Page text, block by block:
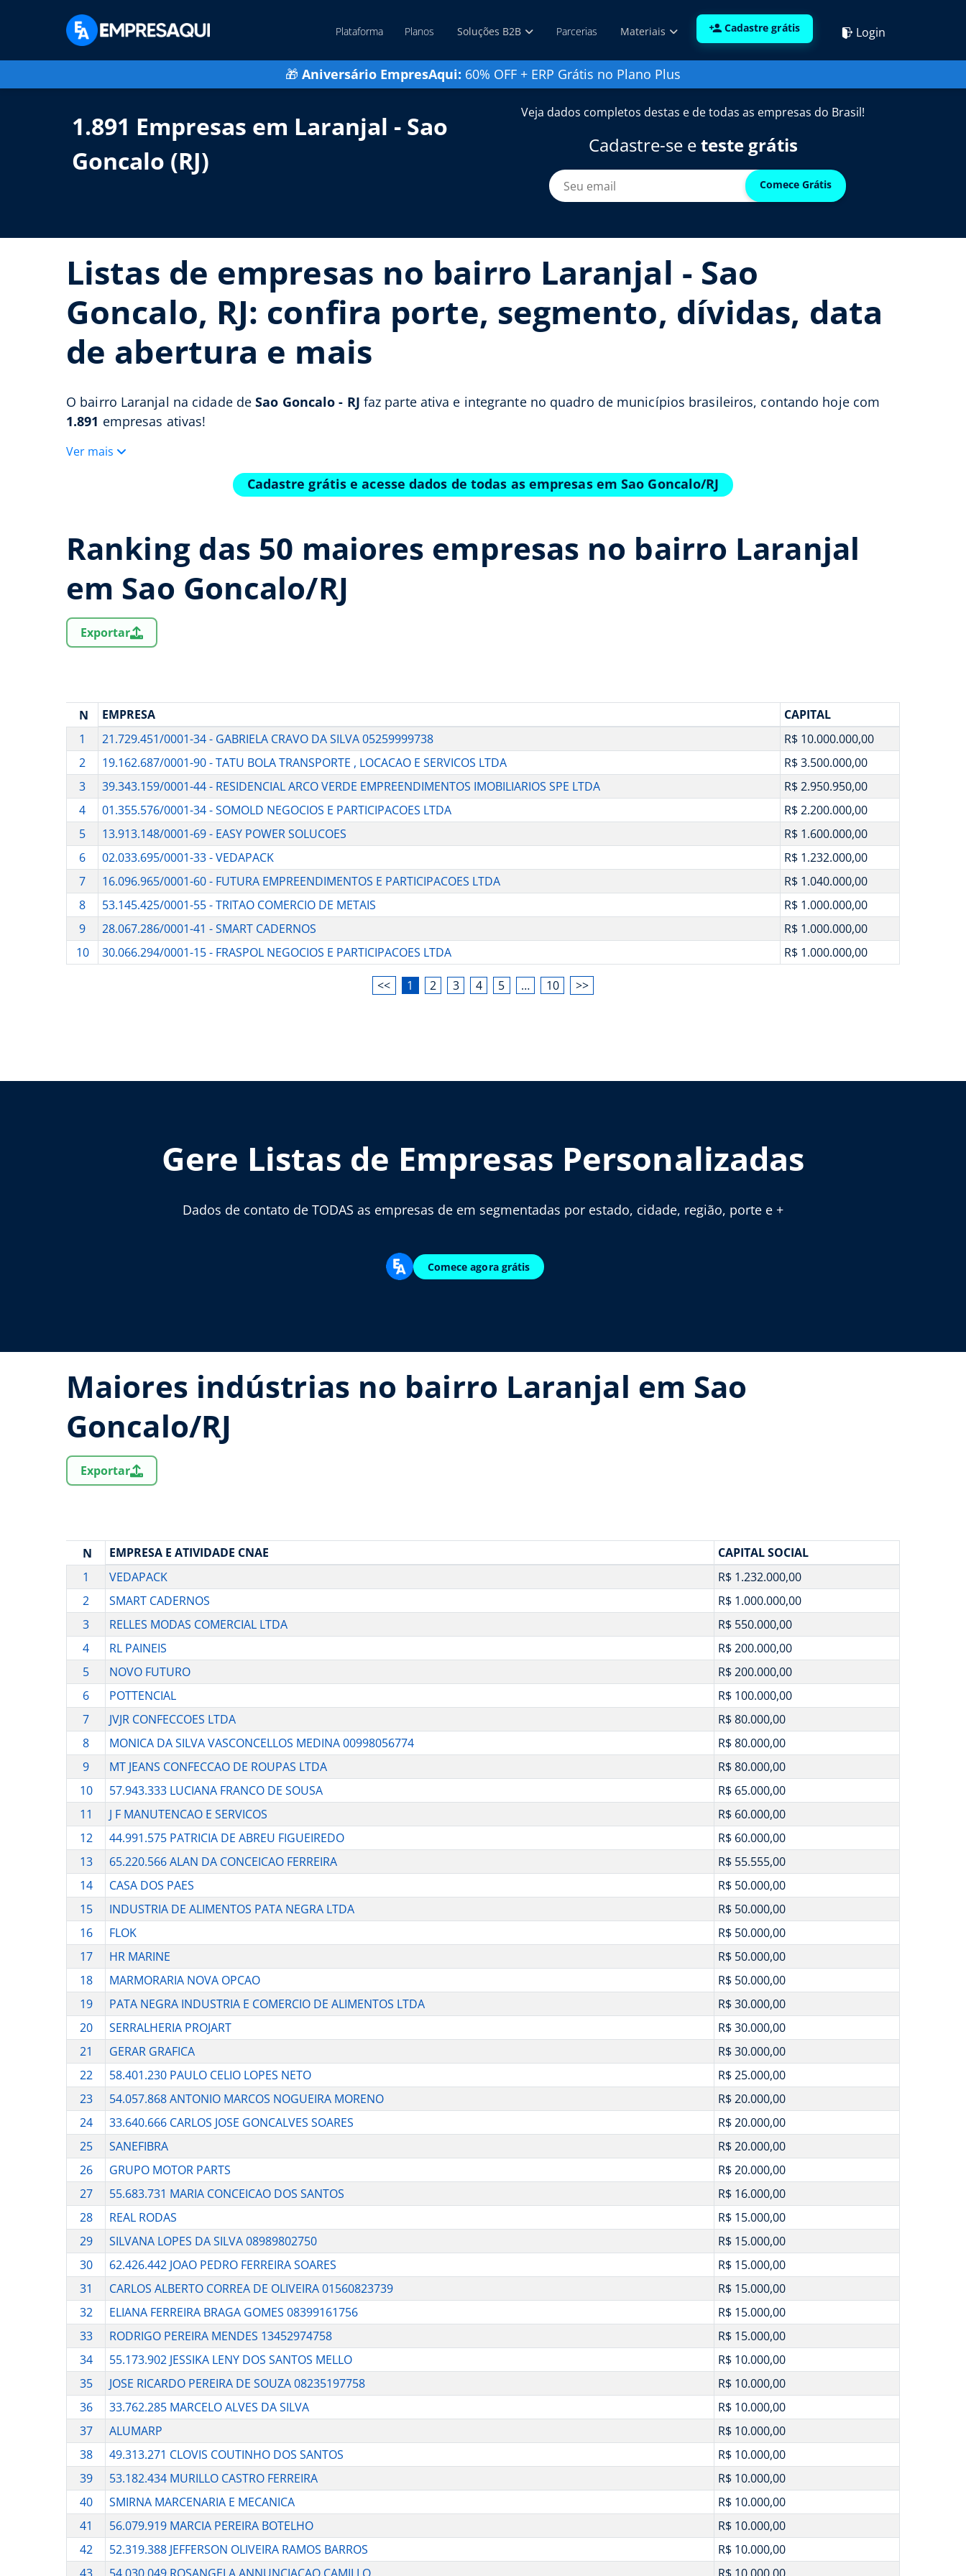
Plataforma Planos Soluções B2B Parcerias Materiais Cadastre grátis Login
🎁 Aniversário EmpresAqui: 60% OFF + ERP Grátis no Plano Plus
1.891 Empresas em Laranjal - Sao
Goncalo (RJ)
Veja dados completos destas e de todas as empresas do Brasil!
Cadastre-se eteste grátis
Comece Grátis
Listas de empresas no bairro Laranjal - Sao
Goncalo, RJ: confira porte, segmento, dívidas, data
de abertura e mais
O bairro Laranjal na cidade deSao Goncalo - RJ faz parte ativa e integrante no quadro de municípios brasileiros, contando hoje com
1.891 empresas ativas!
Ver mais
Cadastre grátis e acesse dados de todas as empresas em Sao Goncalo/RJ
Ranking das 50 maiores empresas no bairro Laranjal
em Sao Goncalo/RJ
Exportar
N EMPRESA
CAPITAL
1
21.729.451/0001-34 - GABRIELA CRAVO DA SILVA 05259999738
R$ 10.000.000,00
2
19.162.687/0001-90 - TATU BOLA TRANSPORTE , LOCACAO E SERVICOS LTDA
R$ 3.500.000,00
3
39.343.159/0001-44 - RESIDENCIAL ARCO VERDE EMPREENDIMENTOS IMOBILIARIOS SPE LTDA
R$ 2.950.950,00
4
01.355.576/0001-34 - SOMOLD NEGOCIOS E PARTICIPACOES LTDA
R$ 2.200.000,00
5
13.913.148/0001-69 - EASY POWER SOLUCOES
R$ 1.600.000,00
6
02.033.695/0001-33 - VEDAPACK
R$ 1.232.000,00
7
16.096.965/0001-60 - FUTURA EMPREENDIMENTOS E PARTICIPACOES LTDA
R$ 1.040.000,00
8
53.145.425/0001-55 - TRITAO COMERCIO DE METAIS
R$ 1.000.000,00
9
28.067.286/0001-41 - SMART CADERNOS
R$ 1.000.000,00
10
30.066.294/0001-15 - FRASPOL NEGOCIOS E PARTICIPACOES LTDA R$ 1.000.000,00
<< 1 2 3 4 5 … 10 >>
Gere Listas de Empresas Personalizadas
Dados de contato de TODAS as empresas de em segmentadas por estado, cidade, região, porte e +
Comece agora grátis
Maiores indústrias no bairro Laranjal em Sao
Goncalo/RJ
Exportar
N EMPRESA E ATIVIDADE CNAE
CAPITAL SOCIAL
1
VEDAPACK
R$ 1.232.000,00
2
SMART CADERNOS
R$ 1.000.000,00
3
RELLES MODAS COMERCIAL LTDA
R$ 550.000,00
4
RL PAINEIS
R$ 200.000,00
5
NOVO FUTURO
R$ 200.000,00
6
POTTENCIAL
R$ 100.000,00
7
JVJR CONFECCOES LTDA
R$ 80.000,00
8
MONICA DA SILVA VASCONCELLOS MEDINA 00998056774
R$ 80.000,00
9
MT JEANS CONFECCAO DE ROUPAS LTDA
R$ 80.000,00
10
57.943.333 LUCIANA FRANCO DE SOUSA
R$ 65.000,00
11
J F MANUTENCAO E SERVICOS
R$ 60.000,00
12
44.991.575 PATRICIA DE ABREU FIGUEIREDO
R$ 60.000,00
13
65.220.566 ALAN DA CONCEICAO FERREIRA
R$ 55.555,00
14
CASA DOS PAES
R$ 50.000,00
15
INDUSTRIA DE ALIMENTOS PATA NEGRA LTDA
R$ 50.000,00
16
FLOK
R$ 50.000,00
17
HR MARINE
R$ 50.000,00
18
MARMORARIA NOVA OPCAO
R$ 50.000,00
19
PATA NEGRA INDUSTRIA E COMERCIO DE ALIMENTOS LTDA
R$ 30.000,00
20
SERRALHERIA PROJART
R$ 30.000,00
21
GERAR GRAFICA
R$ 30.000,00
22
58.401.230 PAULO CELIO LOPES NETO
R$ 25.000,00
23
54.057.868 ANTONIO MARCOS NOGUEIRA MORENO
R$ 20.000,00
24
33.640.666 CARLOS JOSE GONCALVES SOARES
R$ 20.000,00
25
SANEFIBRA
R$ 20.000,00
26
GRUPO MOTOR PARTS
R$ 20.000,00
27
55.683.731 MARIA CONCEICAO DOS SANTOS
R$ 16.000,00
28
REAL RODAS
R$ 15.000,00
29
SILVANA LOPES DA SILVA 08989802750
R$ 15.000,00
30
62.426.442 JOAO PEDRO FERREIRA SOARES
R$ 15.000,00
31
CARLOS ALBERTO CORREA DE OLIVEIRA 01560823739
R$ 15.000,00
32
ELIANA FERREIRA BRAGA GOMES 08399161756
R$ 15.000,00
33
RODRIGO PEREIRA MENDES 13452974758
R$ 15.000,00
34
55.173.902 JESSIKA LENY DOS SANTOS MELLO
R$ 10.000,00
35
JOSE RICARDO PEREIRA DE SOUZA 08235197758
R$ 10.000,00
36
33.762.285 MARCELO ALVES DA SILVA
R$ 10.000,00
37
ALUMARP
R$ 10.000,00
38
49.313.271 CLOVIS COUTINHO DOS SANTOS
R$ 10.000,00
39
53.182.434 MURILLO CASTRO FERREIRA
R$ 10.000,00
40
SMIRNA MARCENARIA E MECANICA
R$ 10.000,00
41
56.079.919 MARCIA PEREIRA BOTELHO
R$ 10.000,00
42
52.319.388 JEFFERSON OLIVEIRA RAMOS BARROS
R$ 10.000,00